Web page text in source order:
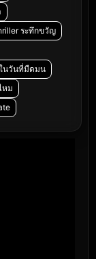
ระทึกขวัญ
นวันที่มืดมน
หม